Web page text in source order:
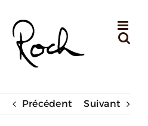
Précédent Suivant